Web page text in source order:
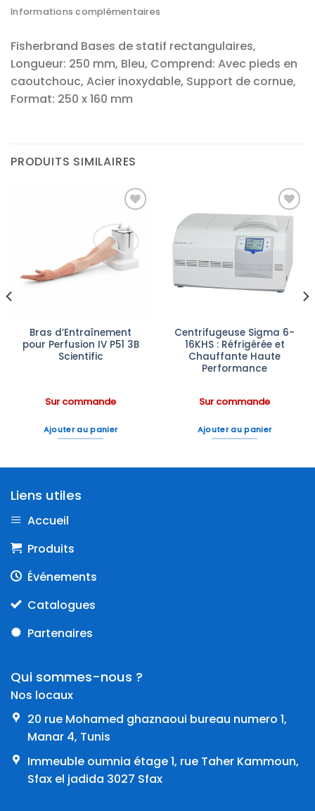
Informations complémentaires
Fisherbrand Bases de statif rectangulaires,
Longueur: 250 mm, Bleu, Comprend: Avec pieds en
caoutchouc, Acier inoxydable, Support de cornue,
Format: 250 x 160 mm
PRODUITS SIMILAIRES
Ajouter
à la liste
d’envies
Bras d’Entraînement
pour Perfusion IV P51 3B
Scientific
Sur commande
Ajouter au panier
Ajouter
à la liste
d’envies
Centrifugeuse Sigma 6-
16KHS : Réfrigérée et
Chauffante Haute
Performance
Sur commande
Ajouter au panier
Liens utiles
Accueil
Produits
Événements
Catalogues
Partenaires
Qui sommes-nous ?
Nos locaux
20 rue Mohamed ghaznaoui bureau numero 1,
Manar 4, Tunis
Immeuble oumnia étage 1, rue Taher Kammoun,
Sfax el jadida 3027 Sfax